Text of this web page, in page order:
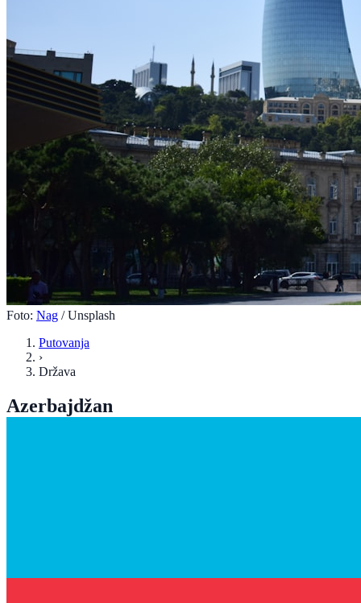
Foto: Nag / Unsplash
Putovanja
›
Država
Azerbajdžan